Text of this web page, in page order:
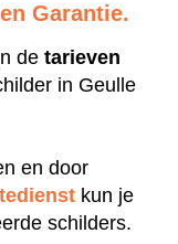
Garantie.
de tarieven
in Geulle
en door
kun je
schilders.